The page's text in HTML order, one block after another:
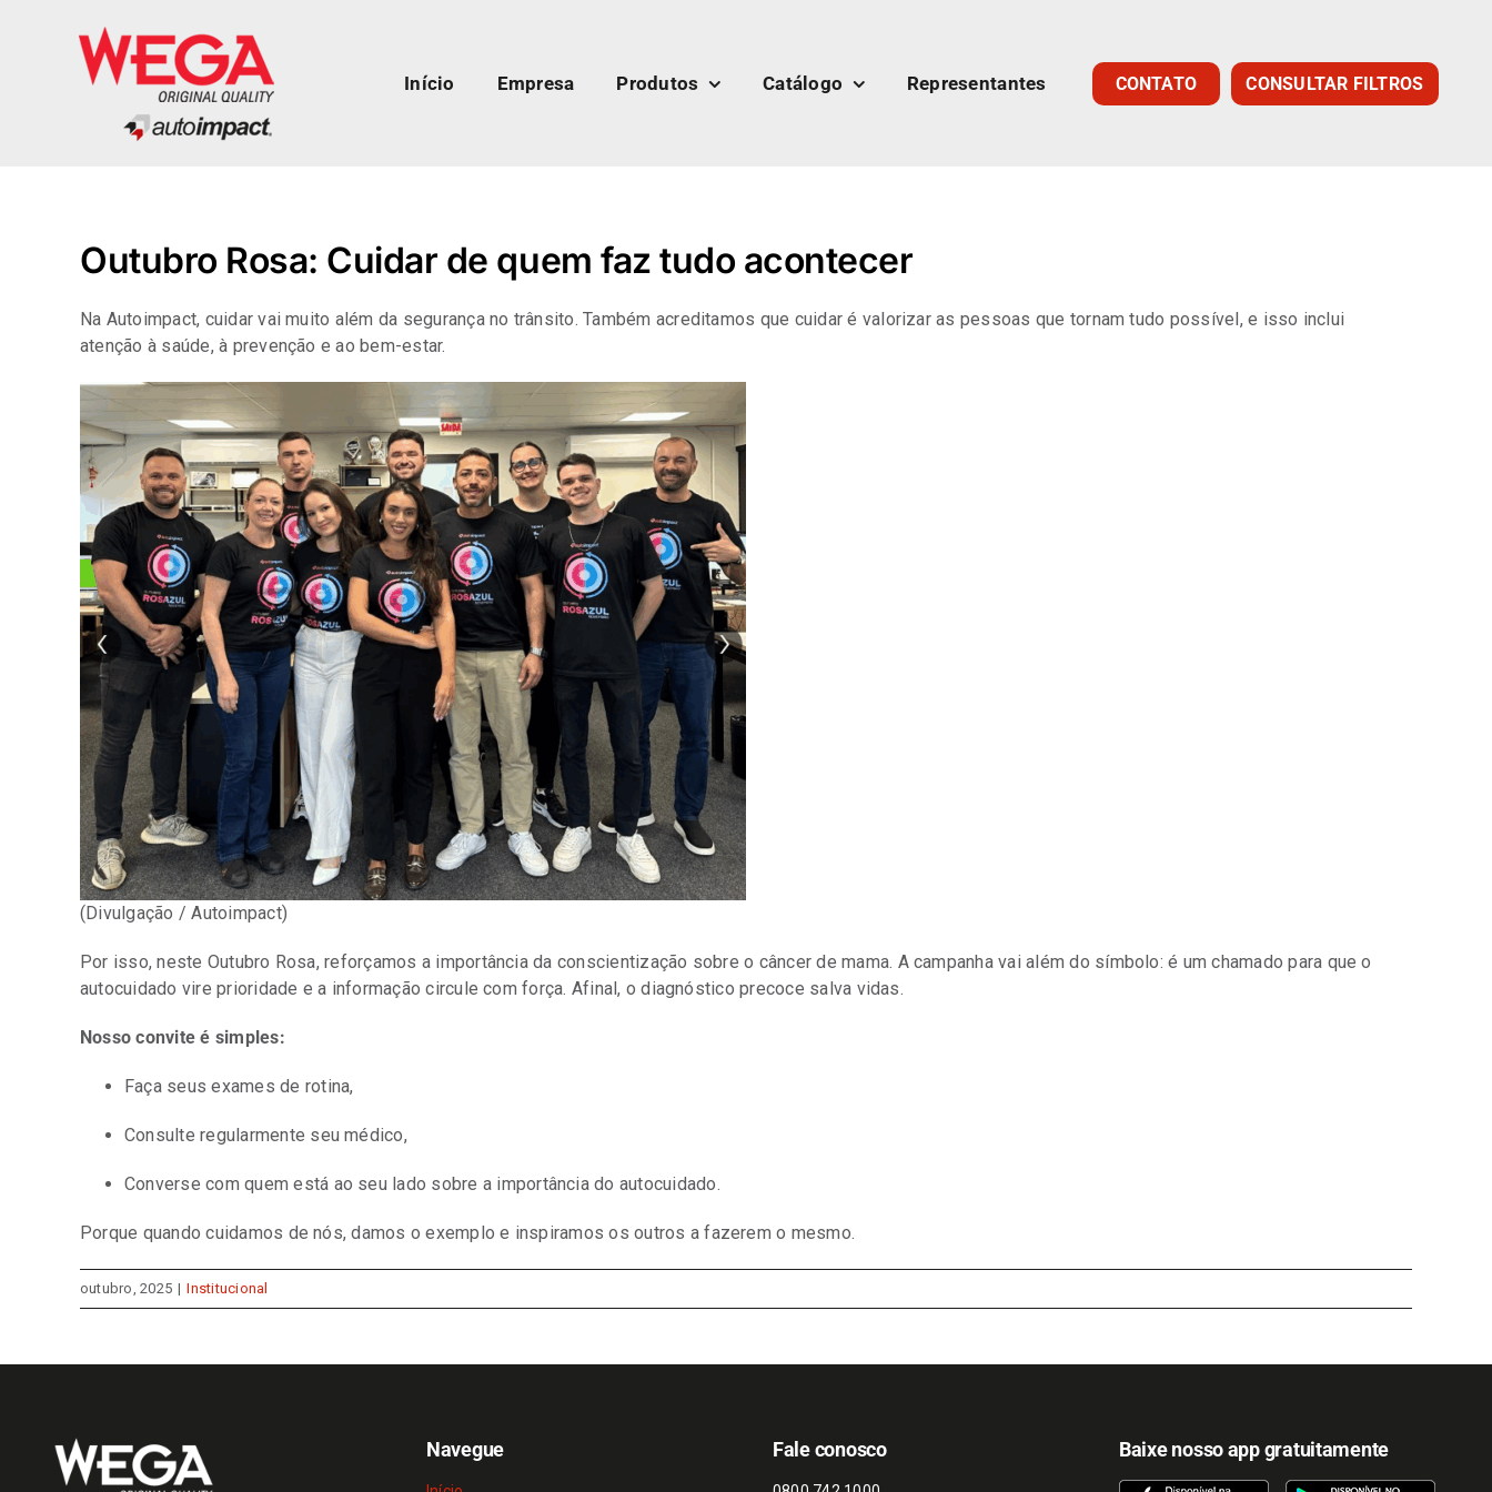
Início Empresa Produtos Catálogo Representantes CONTATO CONSULTAR FILTROS
Outubro Rosa: Cuidar de quem faz tudo acontecer
Na Autoimpact, cuidar vai muito além da segurança no trânsito. Também acreditamos que cuidar é valorizar as pessoas que tornam tudo possível, e isso inclui
atenção à saúde, à prevenção e ao bem-estar.
(Divulgação / Autoimpact)
Por isso, neste Outubro Rosa, reforçamos a importância da conscientização sobre o câncer de mama. A campanha vai além do símbolo: é um chamado para que o
autocuidado vire prioridade e a informação circule com força. Afinal, o diagnóstico precoce salva vidas.
Nosso convite é simples:
Faça seus exames de rotina,
Consulte regularmente seu médico,
Converse com quem está ao seu lado sobre a importância do autocuidado.
Porque quando cuidamos de nós, damos o exemplo e inspiramos os outros a fazerem o mesmo.
outubro, 2025 | Institucional
Navegue Fale conosco Baixe nosso app gratuitamente